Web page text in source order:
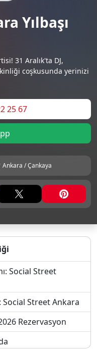
Yılbaşı
31 Aralık'ta DJ,
coşkusunda yerinizi
25 67
Ankara / Çankaya
Social Street
Social Street Ankara
Rezervasyon